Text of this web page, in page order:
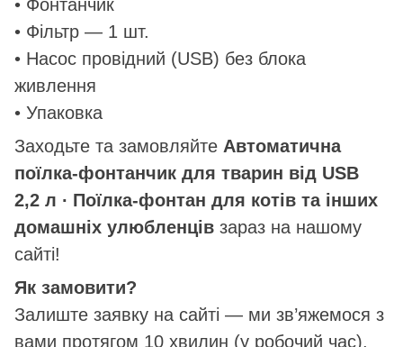
• Фонтанчик
• Фільтр — 1 шт.
• Насос провідний (USB) без блока
живлення
• Упаковка
Заходьте та замовляйте Автоматична
поїлка-фонтанчик для тварин від USB
2,2 л ∙ Поїлка-фонтан для котів та інших
домашніх улюбленців зараз на нашому
сайті!
Як замовити?
Залиште заявку на сайті — ми зв’яжемося з
вами протягом 10 хвилин (у робочий час),